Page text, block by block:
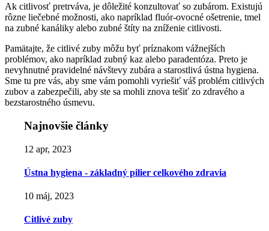
Ak citlivosť pretrváva, je dôležité konzultovať so zubárom. Existujú
rôzne liečebné možnosti, ako napríklad fluór-ovocné ošetrenie, tmel
na zubné kanáliky alebo zubné štíty na zníženie citlivosti.
Pamätajte, že citlivé zuby môžu byť príznakom vážnejších
problémov, ako napríklad zubný kaz alebo paradentóza. Preto je
nevyhnutné pravidelné návštevy zubára a starostlivá ústna hygiena.
Sme tu pre vás, aby sme vám pomohli vyriešiť váš problém citlivých
zubov a zabezpečili, aby ste sa mohli znova tešiť zo zdravého a
bezstarostného úsmevu.
Najnovšie články
12 apr, 2023
Ústna hygiena - základný pilier celkového zdravia
10 máj, 2023
Citlivé zuby